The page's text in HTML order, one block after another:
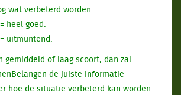
wat verbeterd worden.
heel goed.
uitmuntend.
gemiddeld of laag scoort, dan zal
de juiste informatie
hoe de situatie verbeterd kan worden.